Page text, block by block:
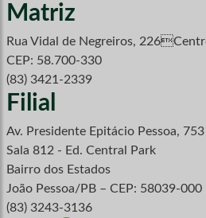
Matriz
Rua Vidal de Negreiros,
CEP: 58.700-330
(83) 3421-2339
Filial
Av. Presidente Epitácio Pessoa, 753
Sala 812 - Ed. Central Park
Bairro dos Estados
João Pessoa/PB – CEP: 58039-000
(83) 3243-3136